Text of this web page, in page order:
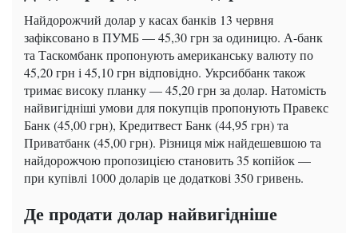
Найдорожчий долар у касах банків 13 червня
зафіксовано в ПУМБ — 45,30 грн за одиницю. А-банк
та Таскомбанк пропонують американську валюту по
45,20 грн і 45,10 грн відповідно. Укрсиббанк також
тримає високу планку — 45,20 грн за долар. Натомість
найвигідніші умови для покупців пропонують Правекс
Банк (45,00 грн), Кредитвест Банк (44,95 грн) та
Приватбанк (45,00 грн). Різниця між найдешевшою та
найдорожчою пропозицією становить 35 копійок —
при купівлі 1000 доларів це додаткові 350 гривень.
Де продати долар найвигідніше